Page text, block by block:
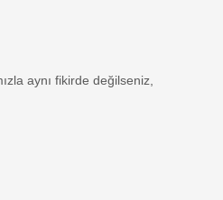
aynı fikirde değilseniz,